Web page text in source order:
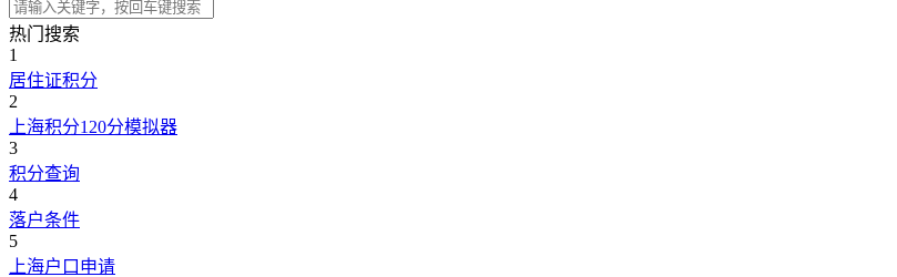
热门搜索
1
居住证积分
2
上海积分120分模拟器
3
积分查询
4
落户条件
5
上海户口申请